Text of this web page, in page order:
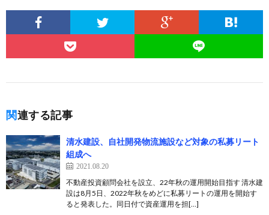
関連する記事
清水建設、自社開発物流施設など対象の私募リート
組成へ
2021.08.20
不動産投資顧問会社を設立、22年秋の運用開始目指す 清水建
設は8月5日、2022年秋をめどに私募リートの運用を開始す
ると発表した。同日付で資産運用を担[…]